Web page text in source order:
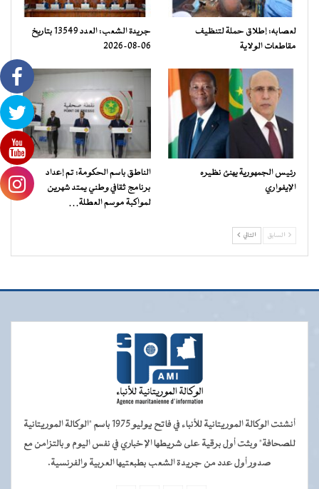
لعصابه: إطلاق حملة لتنظيف
مقاطعات الولاية
جريدة الشعب: العدد 13549 بتاريخ
06-08-2026
رئيس الجمهورية يهنئ نظيره
الإيفواري
الناطق باسم الحكومة: تم إعداد
برنامج ثقافي وطني يمتد شهرين
لمواكبة موسم العطلة…
السابق التالي
أنشئت الوكالة الموريتانية للأنباء في فاتح يوليو 1975 باسم "الوكالة الموريتانية
للصحافة" وبثت أول برقية على شريطها الإخباري في نفس اليوم و بالتزامن مع
صدور أول عدد من جريدة الشعب بطبعتيها العربية والفرنسية.